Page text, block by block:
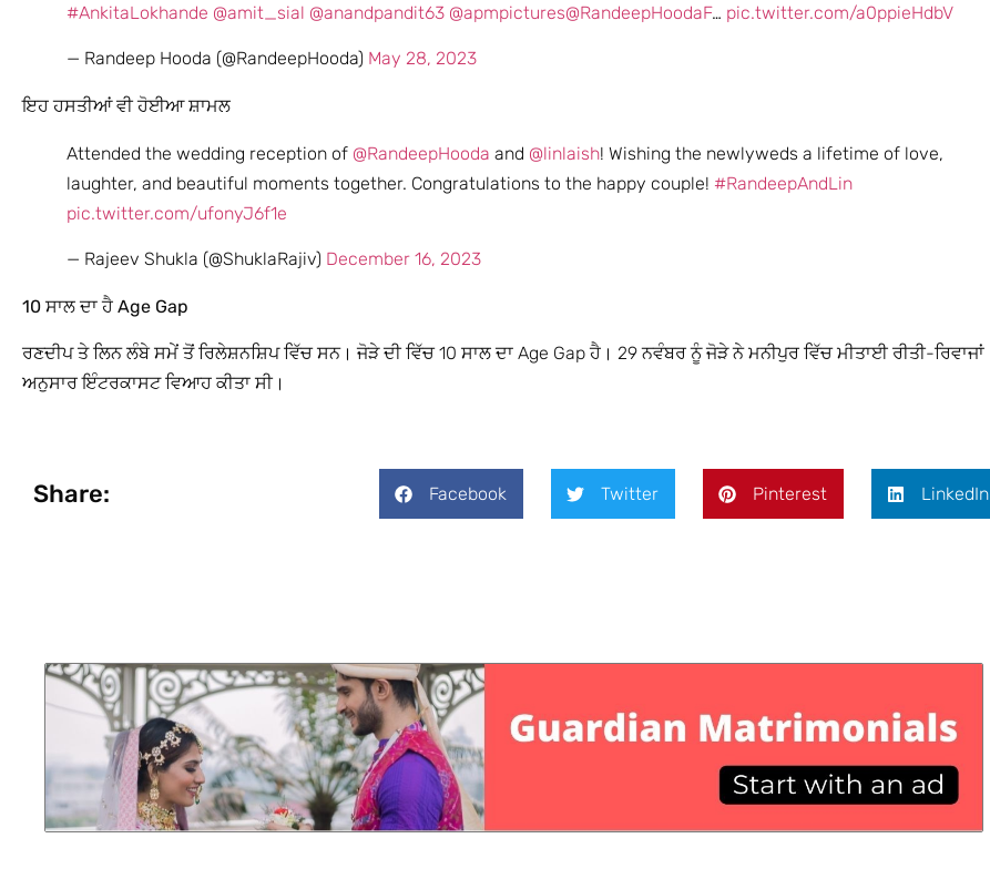
#AnkitaLokhande @amit_sial @anandpandit63 @apmpictures@RandeepHoodaF… pic.twitter.com/a0ppieHdbV
— Randeep Hooda (@RandeepHooda) May 28, 2023
ਇਹ ਹਸਤੀਆਂ ਵੀ ਹੋਈਆ ਸ਼ਾਮਲ
Attended the wedding reception of @RandeepHooda and @linlaish! Wishing the newlyweds a lifetime of love,
laughter, and beautiful moments together. Congratulations to the happy couple! #RandeepAndLin
pic.twitter.com/ufonyJ6f1e
— Rajeev Shukla (@ShuklaRajiv) December 16, 2023
10 ਸਾਲ ਦਾ ਹੈ Age Gap
ਰਣਦੀਪ ਤੇ ਲਿਨ ਲੰਬੇ ਸਮੇਂ ਤੋਂ ਰਿਲੇਸ਼ਨਸ਼ਿਪ ਵਿੱਚ ਸਨ। ਜੋੜੇ ਦੀ ਵਿੱਚ 10 ਸਾਲ ਦਾ Age Gap ਹੈ। 29 ਨਵੰਬਰ ਨੂੰ ਜੋੜੇ ਨੇ ਮਨੀਪੁਰ ਵਿੱਚ ਮੀਤਾਈ ਰੀਤੀ-ਰਿਵਾਜਾਂ
ਅਨੁਸਾਰ ਇੰਟਰਕਾਸਟ ਵਿਆਹ ਕੀਤਾ ਸੀ।
Share: Facebook Twitter Pinterest LinkedIn